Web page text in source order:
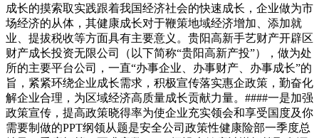
成长的摸索取实践跟着我国经济社会的快速成长，企业做为市
场经济的从体，其健康成长对于鞭策地域经济增加、添加就
业、提拔税收等方面具有主要意义。贵阳高新手艺财产开辟区
财产成长投资无限公司（以下简称“贵阳高新产投”），做为处
所的主要平台公司，一直“办事企业、办事财产、办事成长”的
旨，紧紧环绕企业成长需求，积极宣传落实惠企政策，勤奋化
解企业合理，为区域经济高质量成长贡献力量。####一是加强
政策宣传，提高政策晓得率为使企业充实领会和享受国度及你
需要制做的PPT纲领从题是安全公司政策性健康险部一季度总